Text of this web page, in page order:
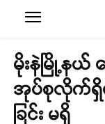
မိုးနဲမြို့နယ် မ
အုပ်စုလိုက်ရှိ
ခြင်း မရှိ